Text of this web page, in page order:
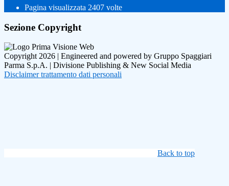
Pagina visualizzata 2407 volte
Sezione Copyright
Copyright 2026 | Engineered and powered by Gruppo Spaggiari
Parma S.p.A. | Divisione Publishing & New Social Media
Disclaimer trattamento dati personali
Back to top